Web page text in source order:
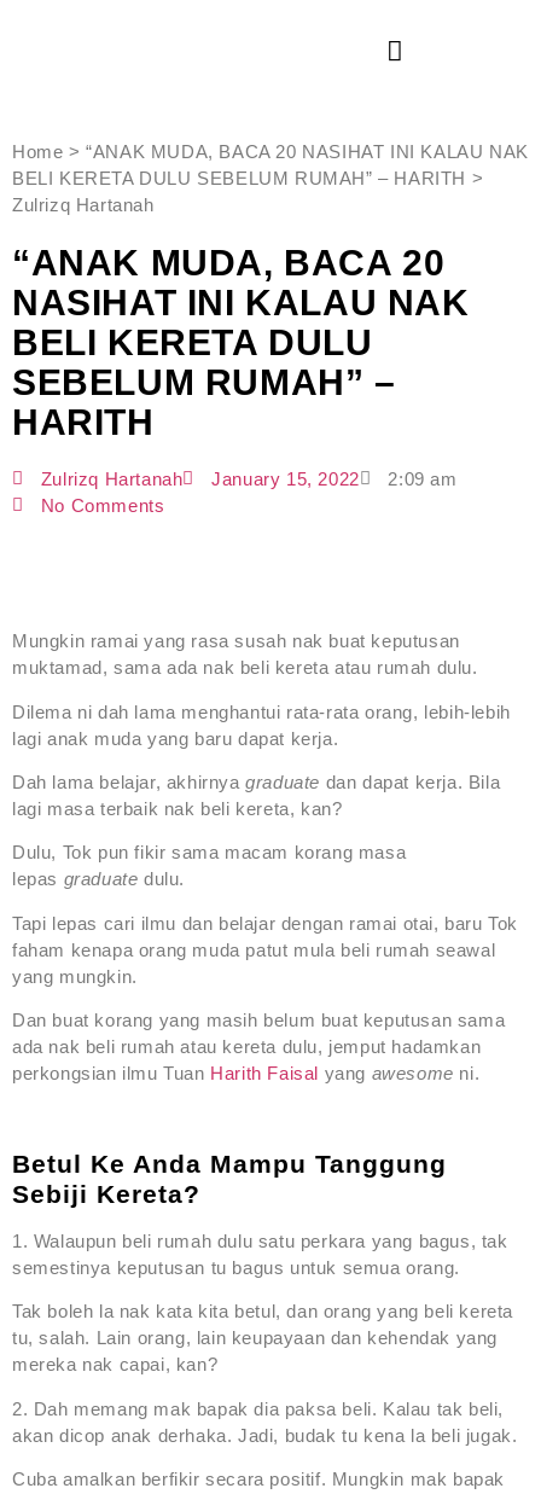
Home > “ANAK MUDA, BACA 20 NASIHAT INI KALAU NAK
BELI KERETA DULU SEBELUM RUMAH” – HARITH >
Zulrizq Hartanah
“ANAK MUDA, BACA 20
NASIHAT INI KALAU NAK
BELI KERETA DULU
SEBELUM RUMAH” –
HARITH
Zulrizq Hartanah January 15, 2022
2:09 am
No Comments
Mungkin ramai yang rasa susah nak buat keputusan
muktamad, sama ada nak beli kereta atau rumah dulu.
Dilema ni dah lama menghantui rata-rata orang, lebih-lebih
lagi anak muda yang baru dapat kerja.
Dah lama belajar, akhirnyagraduate dan dapat kerja. Bila
lagi masa terbaik nak beli kereta, kan?
Dulu, Tok pun fikir sama macam korang masa
lepas graduatedulu.
Tapi lepas cari ilmu dan belajar dengan ramai otai, baru Tok
faham kenapa orang muda patut mula beli rumah seawal
yang mungkin.
Dan buat korang yang masih belum buat keputusan sama
ada nak beli rumah atau kereta dulu, jemput hadamkan
perkongsian ilmu Tuan Harith Faisal yang awesome ni.
Betul Ke Anda Mampu Tanggung
Sebiji Kereta?
1. Walaupun beli rumah dulu satu perkara yang bagus, tak
semestinya keputusan tu bagus untuk semua orang.
Tak boleh la nak kata kita betul, dan orang yang beli kereta
tu, salah. Lain orang, lain keupayaan dan kehendak yang
mereka nak capai, kan?
2. Dah memang mak bapak dia paksa beli. Kalau tak beli,
akan dicop anak derhaka. Jadi, budak tu kena la beli jugak.
Cuba amalkan berfikir secara positif. Mungkin mak bapak